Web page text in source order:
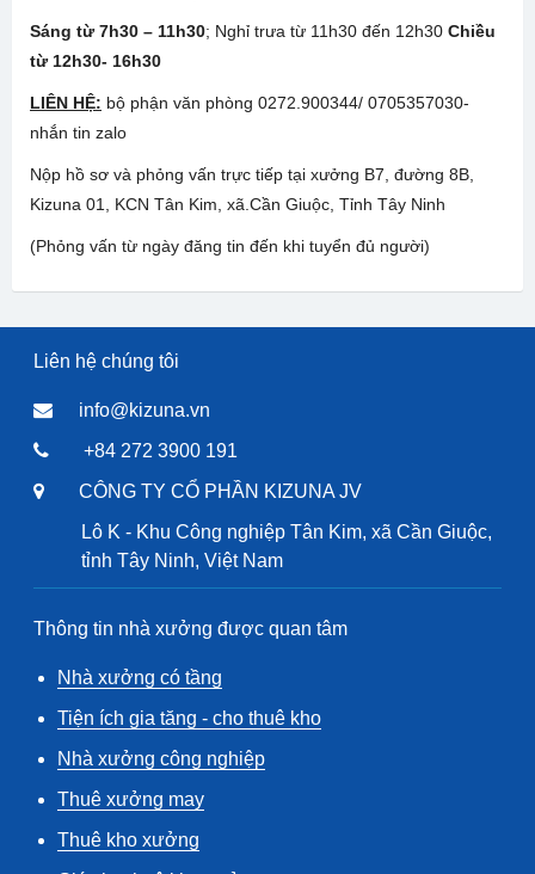
Sáng từ 7h30 – 11h30; Nghỉ trưa từ 11h30 đến 12h30 Chiều
từ 12h30- 16h30
LIÊN HỆ: bộ phận văn phòng 0272.900344/ 0705357030-
nhắn tin zalo
Nộp hồ sơ và phỏng vấn trực tiếp tại xưởng B7, đường 8B,
Kizuna 01, KCN Tân Kim, xã.Cần Giuộc, Tỉnh Tây Ninh
(Phỏng vấn từ ngày đăng tin đến khi tuyển đủ người)
Liên hệ chúng tôi
info@kizuna.vn
+84 272 3900 191
CÔNG TY CỔ PHẦN KIZUNA JV
Lô K - Khu Công nghiệp Tân Kim, xã Cần Giuộc,
tỉnh Tây Ninh, Việt Nam
Thông tin nhà xưởng được quan tâm
Nhà xưởng có tầng
Tiện ích gia tăng - cho thuê kho
Nhà xưởng công nghiệp
Thuê xưởng may
Thuê kho xưởng